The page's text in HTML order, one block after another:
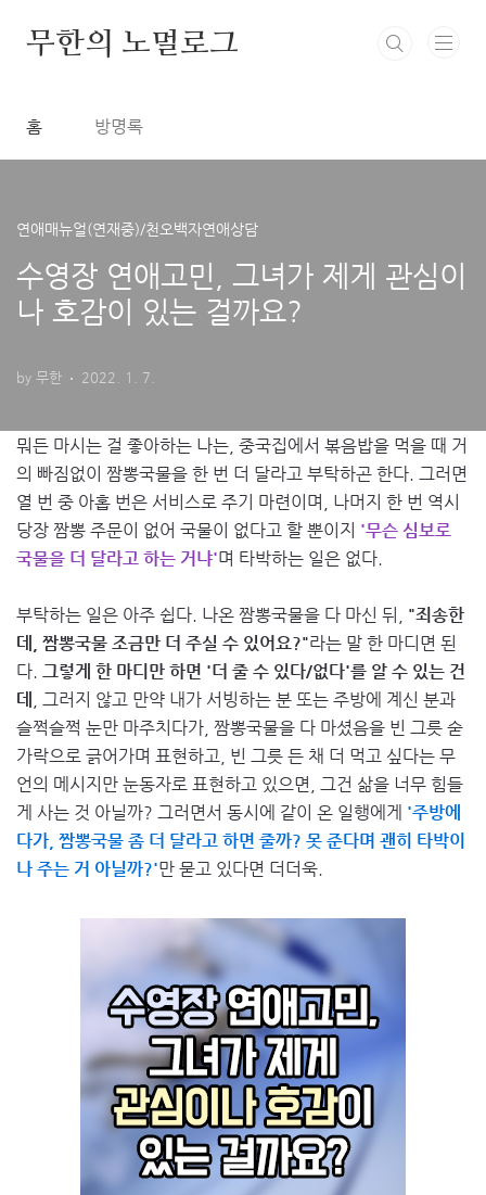
무한의 노멀로그
홈 방명록
연애매뉴얼(연재중)/천오백자연애상담
수영장 연애고민, 그녀가 제게 관심이
나 호감이 있는 걸까요?
by 무한 2022. 1. 7.
뭐든 마시는 걸 좋아하는 나는, 중국집에서 볶음밥을 먹을 때 거
의 빠짐없이 짬뽕국물을 한 번 더 달라고 부탁하곤 한다. 그러면
열 번 중 아홉 번은 서비스로 주기 마련이며, 나머지 한 번 역시
당장 짬뽕 주문이 없어 국물이 없다고 할 뿐이지 '무슨 심보로
국물을 더 달라고 하는 거냐'며 타박하는 일은 없다.
부탁하는 일은 아주 쉽다. 나온 짬뽕국물을 다 마신 뒤, "죄송한
데, 짬뽕국물 조금만 더 주실 수 있어요?"라는 말 한 마디면 된
다. 그렇게 한 마디만 하면 '더 줄 수 있다/없다'를 알 수 있는 건
데
, 그러지 않고 만약 내가 서빙하는 분 또는 주방에 계신 분과
슬쩍슬쩍 눈만 마주치다가, 짬뽕국물을 다 마셨음을 빈 그릇 숟
가락으로 긁어가며 표현하고, 빈 그릇 든 채 더 먹고 싶다는 무
언의 메시지만 눈동자로 표현하고 있으면, 그건 삶을 너무 힘들
게 사는 것 아닐까? 그러면서 동시에 같이 온 일행에게 '주방에
다가, 짬뽕국물 좀 더 달라고 하면 줄까? 못 준다며 괜히 타박이
나 주는 거 아닐까?'만 묻고 있다면 더더욱.